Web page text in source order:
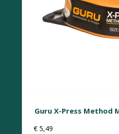
Guru X-Press Method
€ 5,49